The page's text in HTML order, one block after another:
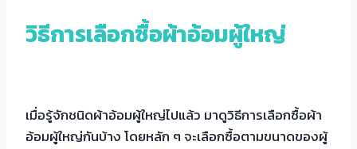
วิธีการเลือกซื้อผ้าอ้อมผู้ใหญ่
เมื่อรู้จักชนิดผ้าอ้อมผู้ใหญ่ไปแล้ว มาดูวิธีการเลือกซื้อผ้า
อ้อมผู้ใหญ่กันบ้าง โดยหลัก ๆ จะเลือกซื้อตามขนาดของผู้